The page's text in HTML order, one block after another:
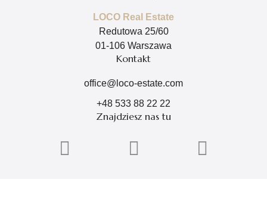
LOCO Real Estate
Redutowa 25/60
01-106 Warszawa
Kontakt
office@loco-estate.com
+48 533 88 22 22
Znajdziesz nas tu